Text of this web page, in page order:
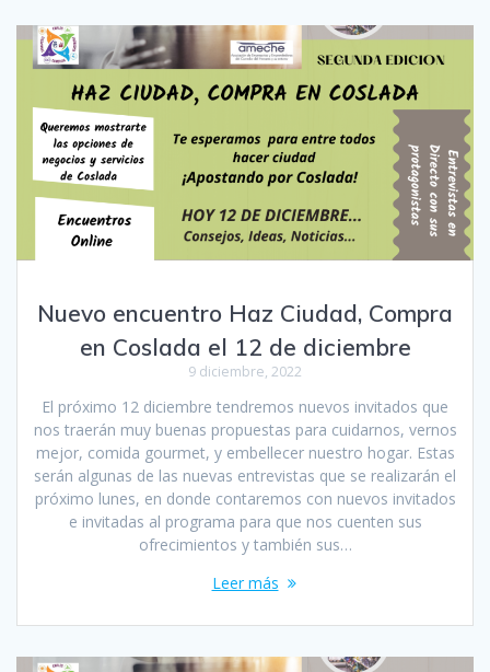
Nuevo encuentro Haz Ciudad, Compra
en Coslada el 12 de diciembre
9 diciembre, 2022
El próximo 12 diciembre tendremos nuevos invitados que
nos traerán muy buenas propuestas para cuidarnos, vernos
mejor, comida gourmet, y embellecer nuestro hogar. Estas
serán algunas de las nuevas entrevistas que se realizarán el
próximo lunes, en donde contaremos con nuevos invitados
e invitadas al programa para que nos cuenten sus
ofrecimientos y también sus…
Leer más